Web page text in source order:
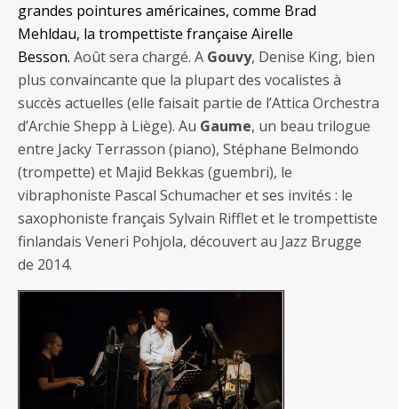
grandes pointures américaines, comme Brad
Mehldau, la trompettiste française Airelle
Besson. Août sera chargé. A Gouvy, Denise King, bien
plus convaincante que la plupart des vocalistes à
succès actuelles (elle faisait partie de l’Attica Orchestra
d’Archie Shepp à Liège). Au Gaume, un beau trilogue
entre Jacky Terrasson (piano), Stéphane Belmondo
(trompette) et Majid Bekkas (guembri), le
vibraphoniste Pascal Schumacher et ses invités : le
saxophoniste français Sylvain Rifflet et le trompettiste
finlandais Veneri Pohjola, découvert au Jazz Brugge
de 2014.